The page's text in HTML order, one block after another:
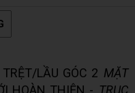
LẦU GÓC 2 MẶT
HOÀN THIỆN - TRỤC